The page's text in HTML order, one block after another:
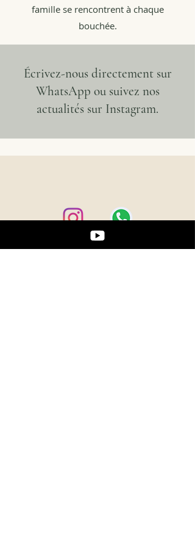
famille se rencontrent à chaque
bouchée.
Écrivez-nous directement sur
WhatsApp ou suivez nos
actualités sur Instagram.